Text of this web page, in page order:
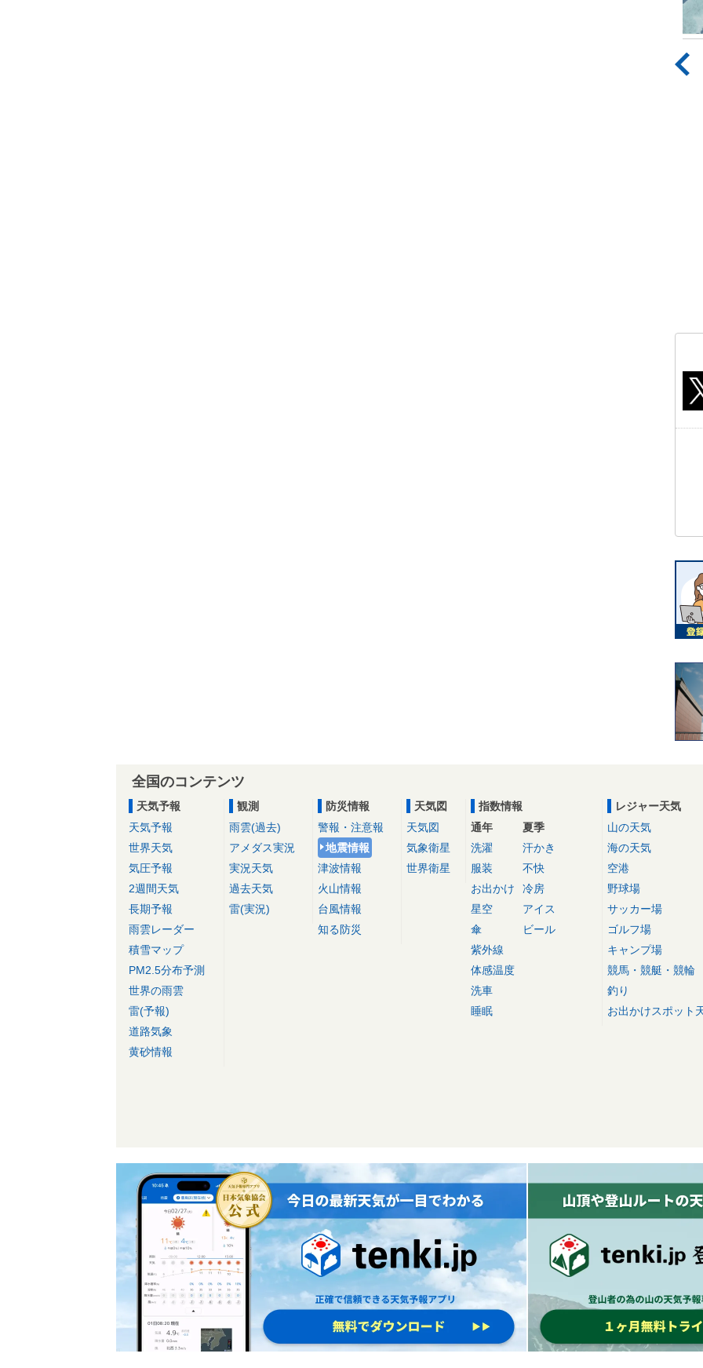
全国のコンテンツ
天気予報
天気予報
世界天気
気圧予報
2週間天気
長期予報
雨雲レーダー
積雪マップ
PM2.5分布予測
世界の雨雲
雷(予報)
道路気象
黄砂情報
観測
雨雲(過去)
アメダス実況
実況天気
過去天気
雷(実況)
防災情報
警報・注意報
地震情報
津波情報
火山情報
台風情報
知る防災
天気図
天気図
気象衛星
世界衛星
指数情報
通年
洗濯
服装
お出かけ
星空
傘
紫外線
体感温度
洗車
睡眠
夏季
汗かき
不快
冷房
アイス
ビール
レジャー天気
山の天気
海の天気
空港
野球場
サッカー場
ゴルフ場
キャンプ場
競馬・競艇・競輪
釣り
お出かけスポット